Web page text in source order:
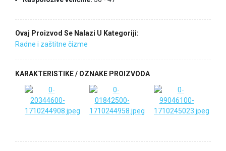
Ovaj Proizvod Se Nalazi U Kategoriji:
Radne i zaštitne čizme
KARAKTERISTIKE / OZNAKE PROIZVODA